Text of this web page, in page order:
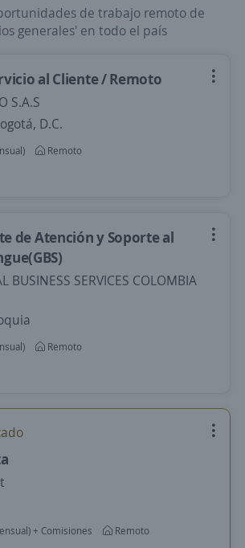
de trabajo remoto de
generales' en todo el país
al Cliente / Remoto
S.A.S
D.C.
Remoto
de Atención y Soporte al
BUSINESS SERVICES COLOMBIA
Remoto
+ Comisiones
Remoto